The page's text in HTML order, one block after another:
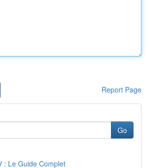
Report Page
Go
: Le Guide Complet